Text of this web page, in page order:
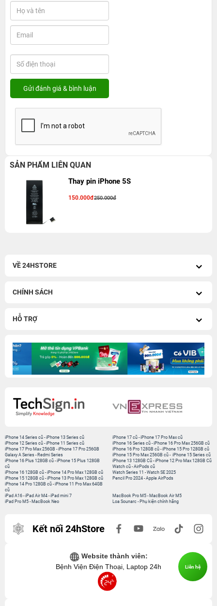
SẢN PHẨM LIÊN QUAN
Thay pin iPhone 5S
150.000đ250.000đ
VỀ 24HSTORE
CHÍNH SÁCH
HỖ TRỢ
iPhone 14 Series cũ -iPhone 13 Series cũ
iPhone 12 Series cũ -iPhone 11 Series cũ
iPhone 17 Pro Max 256GB -iPhone 17 Pro 256GB
Galaxy A Series - Redmi Series
iPhone 17 cũ-iPhone 17 Pro Max cũ
iPhone 16 Series cũ- iPhone 16 Pro Max 256GB cũ
iPhone 16 Pro 128GB cũ-iPhone 15 Pro 128GB cũ
iPhone 15 Pro Max 256GB cũ- iPhone 15 Series cũ
iPhone 16 Plus 128GB cũ -iPhone 15 Plus 128GB
cũ
iPhone 16 128GB cũ -iPhone 14 Pro Max 128GB cũ
iPhone 15 128GB cũ -iPhone 13 Pro Max 128GB cũ
iPhone 14 Pro 128GB cũ -iPhone 11 Pro Max 64GB
cũ
iPhone 13 128GB Cũ-iPhone 12 Pro Max 128GB Cũ
Watch cũ-AirPods cũ
Watch Series 11 -Watch SE 2025
Pencil Pro 2024-Apple AirPods
iPad A16 -iPad Air M4 -iPad mini 7
iPad Pro M5 - MacBook Neo
MacBook Pro M5- MacBook Air M5
Loa Sounarc- Phụ kiện chính hãng
Kết nối 24hStore
Website thành viên:
Bệnh Viện Điện Thoại, Laptop 24h
Liên hệ